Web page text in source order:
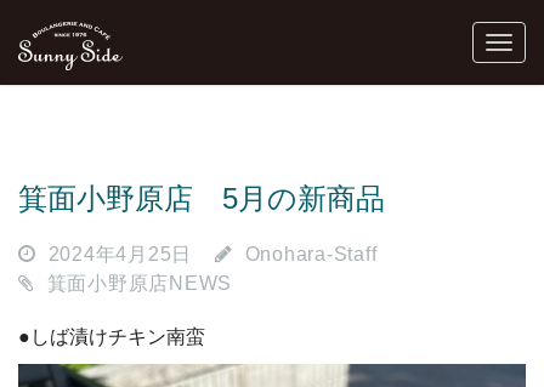
箕面小野原店 5月の新商品
2024年4月25日
Onohara-Staff
箕面小野原店NEWS
●しば漬けチキン南蛮